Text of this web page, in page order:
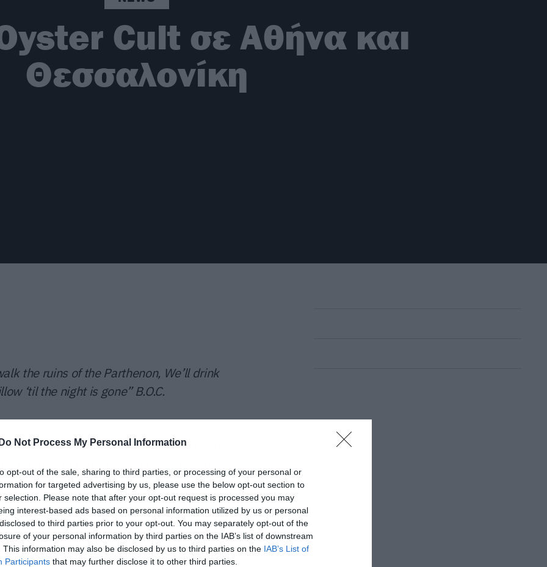
Do Not Process My Personal Information
opt-out of the sale, sharing to third parties, or processing of your personal or
for targeted advertising by us, please use the below opt-out section to
selection. Please note that after your opt-out request is processed you may
interest-based ads based on personal information utilized by us or personal
to third parties prior to your opt-out. You may separately opt-out of the
of your personal information by third parties on the IAB’s list of downstream
This information may also be disclosed by us to third parties on the IAB’s List of
Participants that may further disclose it to other third parties.
Cult σε Αθήνα και
Θεσσαλονίκη
the ruins of the Parthenon, We’ll drink
‘til the night is gone” B.O.C.
μπάντες όλων των εποχών, με
της, έρχεται στο Gagarin και
Bloom και Buck Dharma να σαρώνουν